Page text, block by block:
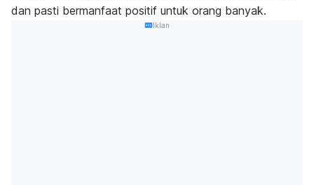
dan pasti bermanfaat positif untuk orang banyak.
Iklan